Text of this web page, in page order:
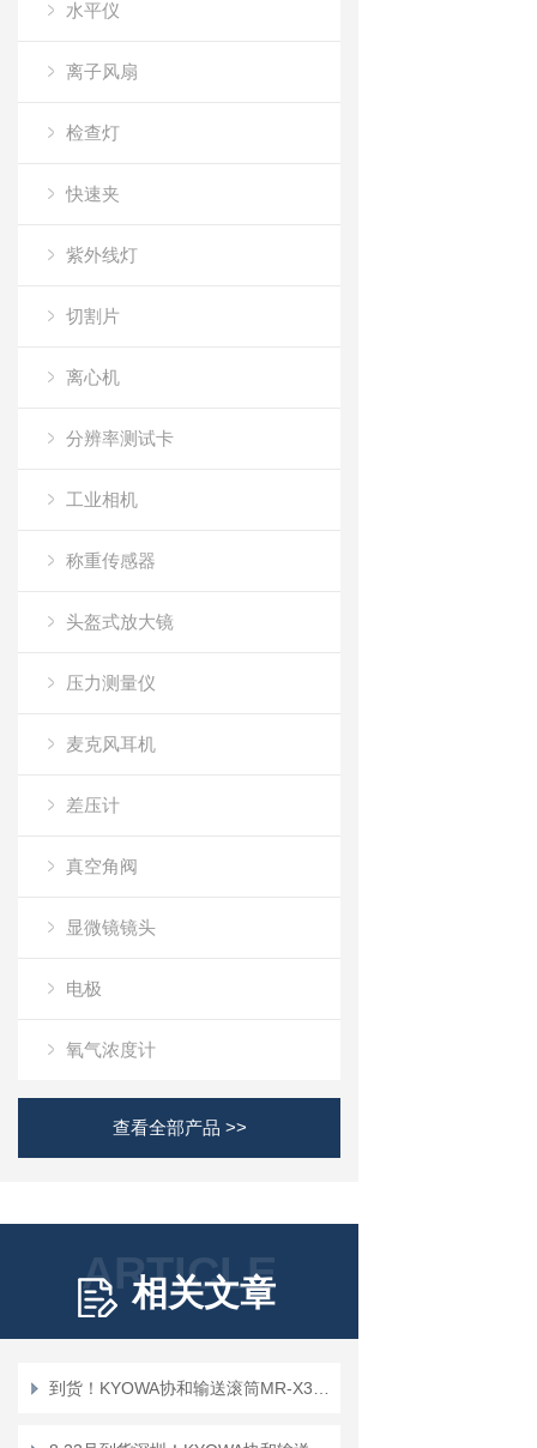
水平仪
离子风扇
检查灯
快速夹
紫外线灯
切割片
离心机
分辨率测试卡
工业相机
称重传感器
头盔式放大镜
压力测量仪
麦克风耳机
差压计
真空角阀
显微镜镜头
电极
氧气浓度计
查看全部产品 >>
ARTICLE
相关文章